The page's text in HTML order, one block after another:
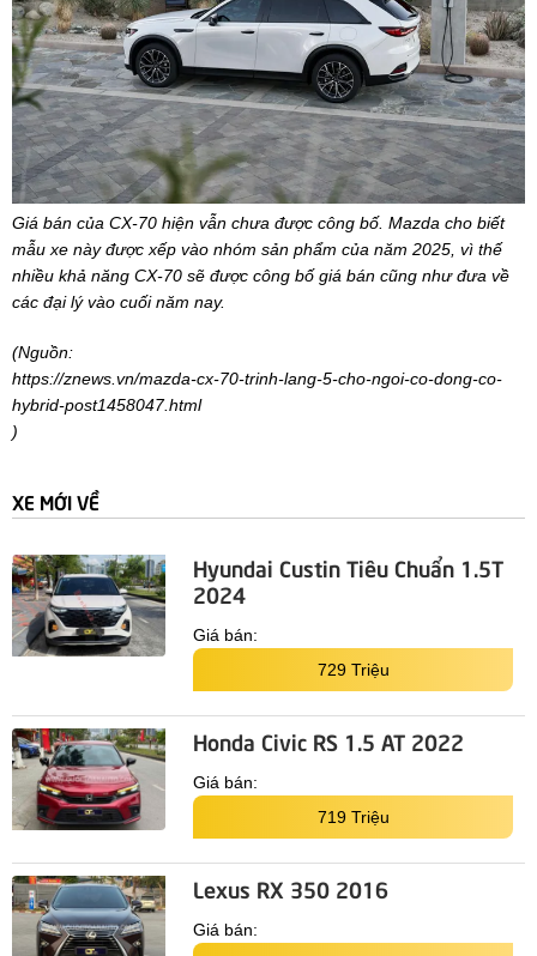
Giá bán của CX-70 hiện vẫn chưa được công bố. Mazda cho biết
mẫu xe này được xếp vào nhóm sản phẩm của năm 2025, vì thế
nhiều khả năng CX-70 sẽ được công bố giá bán cũng như đưa về
các đại lý vào cuối năm nay.
(Nguồn:
https://znews.vn/mazda-cx-70-trinh-lang-5-cho-ngoi-co-dong-co-
hybrid-post1458047.html
)
XE MỚI VỀ
Hyundai Custin Tiêu Chuẩn 1.5T
2024
Giá bán:
729 Triệu
Honda Civic RS 1.5 AT 2022
Giá bán:
719 Triệu
Lexus RX 350 2016
Giá bán: